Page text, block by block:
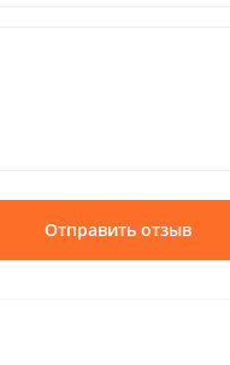
Отправить отзыв